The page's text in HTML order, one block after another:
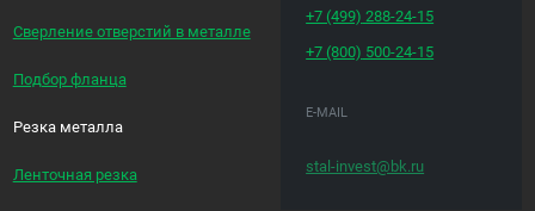
Сверление отверстий в металле
Подбор фланца
Резка металла
Ленточная резка
+7 (499) 288-24-15
+7 (800) 500-24-15
E-MAIL
stal-invest@bk.ru